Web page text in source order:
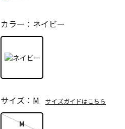
カラー：ネイビー
M
サイズ：M サイズガイドはこちら